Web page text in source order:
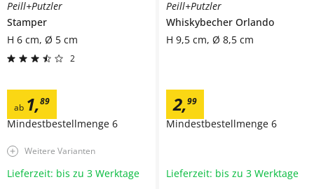
Peill+Putzler
Stamper
H 6 cm, Ø 5 cm
2
ab 1,89
Mindestbestellmenge 6
Weitere Varianten
Lieferzeit: bis zu 3 Werktage
Peill+Putzler
Whiskybecher Orlando
H 9,5 cm, Ø 8,5 cm
2,99
Mindestbestellmenge 6
Lieferzeit: bis zu 3 Werktage